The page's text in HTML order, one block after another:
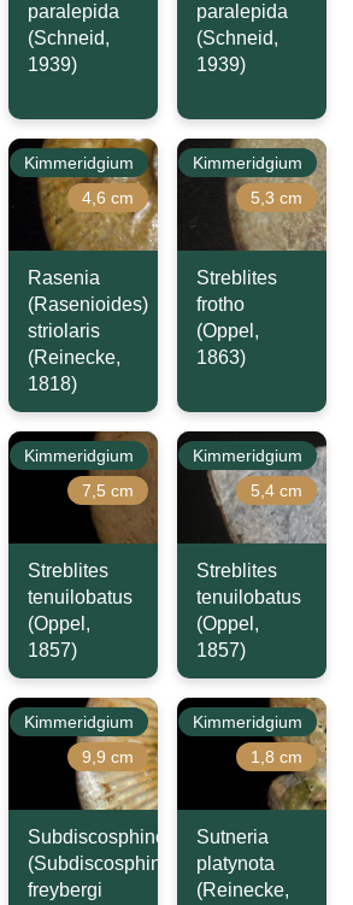
paralepida
(Schneid,
1939)
paralepida
(Schneid,
1939)
Kimmeridgium
4,6 cm
Rasenia
(Rasenioides)
striolaris
(Reinecke,
1818)
Kimmeridgium
5,3 cm
Streblites
frotho
(Oppel,
1863)
Kimmeridgium
7,5 cm
Streblites
tenuilobatus
(Oppel,
1857)
Kimmeridgium
5,4 cm
Streblites
tenuilobatus
(Oppel,
1857)
Kimmeridgium
9,9 cm
Subdiscosphinctes
(Subdiscosphinctes)
freybergi
Kimmeridgium
1,8 cm
Sutneria
platynota
(Reinecke,